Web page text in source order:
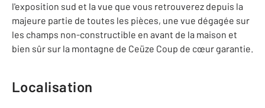
l'exposition sud et la vue que vous retrouverez depuis la
majeure partie de toutes les pièces, une vue dégagée sur
les champs non-constructible en avant de la maison et
bien sûr sur la montagne de Ceüze Coup de cœur garantie.
Localisation